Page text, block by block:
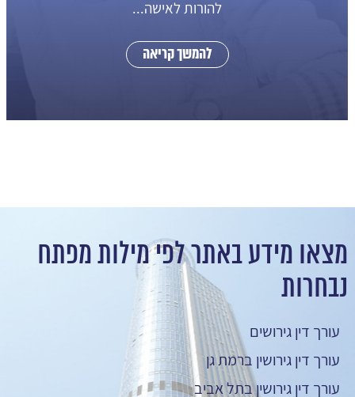
להורות לאישה...
להמשך קריאה
מצאו מידע באתר לפי מילות מפתח
נבחרות
עורך דין גירושים
עורך דין גירושין ברמת גן
עורך דין גירושין בתל אביב